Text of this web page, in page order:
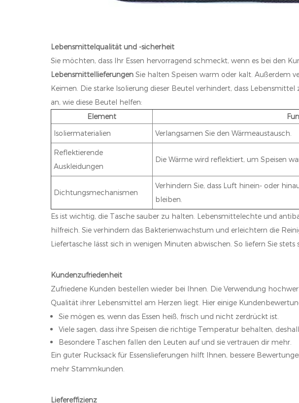
Lebensmittelqualität und -sicherheit
Sie möchten, dass Ihr Essen hervorragend schmeckt, wenn es bei den
Lebensmittellieferungen Sie halten Speisen warm oder kalt. Außerdem
Keimen. Die starke Isolierung dieser Beutel verhindert, dass
an, wie diese Beutel helfen:
Element
Isoliermaterialien
Verlangsamen Sie den Wärmeaustausch.
Reflektierende
Auskleidungen
Die Wärme wird reflektiert, um Speisen
Dichtungsmechanismen
Verhindern Sie, dass Luft hinein- oder
bleiben.
Es ist wichtig, die Tasche sauber zu halten. Lebensmittelechte und
hilfreich. Sie verhindern das Bakterienwachstum und erleichtern die
Liefertasche lässt sich in wenigen Minuten abwischen. So liefern Sie stets
Kundenzufriedenheit
Zufriedene Kunden bestellen wieder bei Ihnen. Die Verwendung
Qualität ihrer Lebensmittel am Herzen liegt. Hier einige
Sie mögen es, wenn das Essen heiß, frisch und nicht zerdrückt ist.
Viele sagen, dass ihre Speisen die richtige Temperatur behalten,
Besondere Taschen fallen den Leuten auf und sie vertrauen dir mehr.
Ein guter Rucksack für Essenslieferungen hilft Ihnen, bessere
mehr Stammkunden.
Liefereffizienz